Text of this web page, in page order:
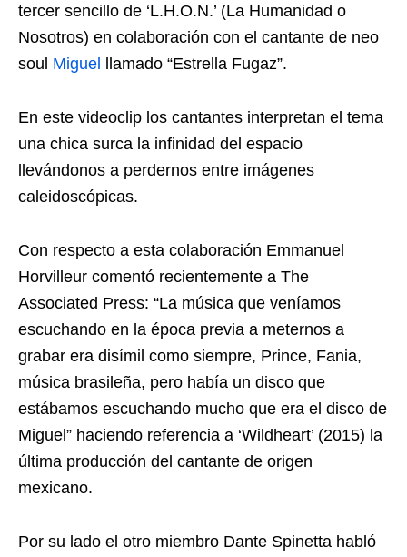
tercer sencillo de ‘L.H.O.N.’ (La Humanidad o
Nosotros) en colaboración con el cantante de neo
soul Miguel llamado “Estrella Fugaz”.
En este videoclip los cantantes interpretan el tema
una chica surca la infinidad del espacio
llevándonos a perdernos entre imágenes
caleidoscópicas.
Con respecto a esta colaboración Emmanuel
Horvilleur comentó recientemente a The
Associated Press: “La música que veníamos
escuchando en la época previa a meternos a
grabar era disímil como siempre, Prince, Fania,
música brasileña, pero había un disco que
estábamos escuchando mucho que era el disco de
Miguel” haciendo referencia a ‘Wildheart’ (2015) la
última producción del cantante de origen
mexicano.
Por su lado el otro miembro Dante Spinetta habló